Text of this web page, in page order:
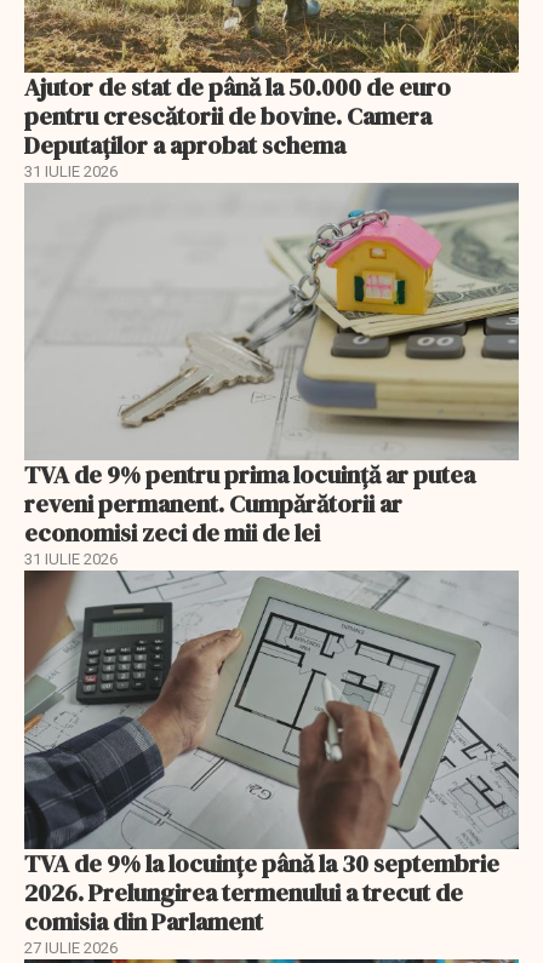
Ajutor de stat de până la 50.000 de euro
pentru crescătorii de bovine. Camera
Deputaților a aprobat schema
31 IULIE 2026
TVA de 9% pentru prima locuință ar putea
reveni permanent. Cumpărătorii ar
economisi zeci de mii de lei
31 IULIE 2026
TVA de 9% la locuințe până la 30 septembrie
2026. Prelungirea termenului a trecut de
comisia din Parlament
27 IULIE 2026